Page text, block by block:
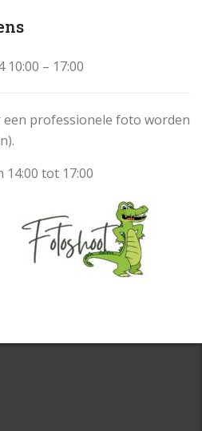
10:00 – 17:00
een professionele foto worden
14:00 tot 17:00